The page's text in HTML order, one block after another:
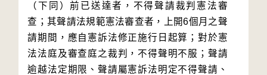
（下同）前已送達者，不得聲請裁判憲法審
查；其聲請法規範憲法審查者，上開6個月之聲
請期間，應自憲訴法修正施行日起算；對於憲
法法庭及審查庭之裁判，不得聲明不服；聲請
逾越法定期限、聲請屬憲訴法明定不得聲請、